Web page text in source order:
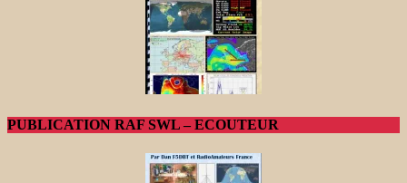
PUBLICATION RAF SWL – ECOUTEUR